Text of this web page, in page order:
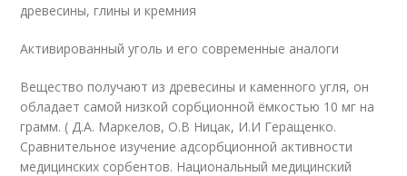
древесины, глины и кремния
Активированный уголь и его современные аналоги
Вещество получают из древесины и каменного угля, он
обладает самой низкой сорбционной ёмкостью 10 мг на
грамм. ( Д.А. Маркелов, О.В Ницак, И.И Геращенко.
Сравнительное изучение адсорбционной активности
медицинских сорбентов. Национальный медицинский